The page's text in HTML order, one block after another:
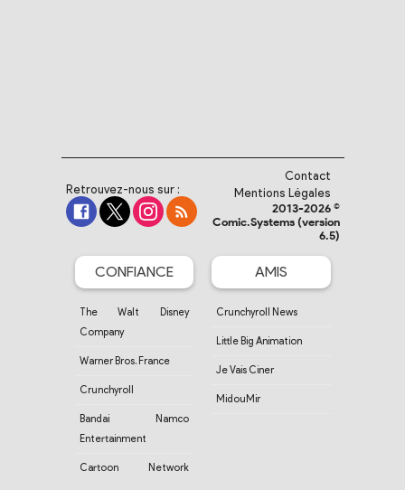
Retrouvez-nous sur :
Contact
Mentions Légales
2013-2026 ©
Comic.Systems (version
6.5)
CONFIANCE
The Walt Disney
Company
Warner Bros. France
Crunchyroll
Bandai Namco
Entertainment
Cartoon Network
AMIS
Crunchyroll News
Little Big Animation
Je Vais Ciner
MidouMir